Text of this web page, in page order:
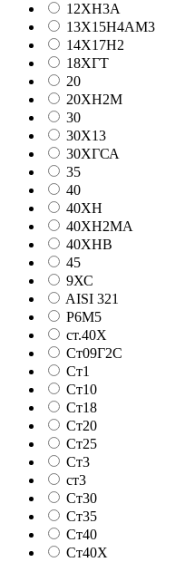
12ХН3А
13Х15Н4АМ3
14Х17Н2
18ХГТ
20
20ХН2М
30
30Х13
30ХГСА
35
40
40ХН
40ХН2МА
40ХНВ
45
9ХС
AISI 321
Р6М5
ст.40Х
Ст09Г2С
Ст1
Ст10
Ст18
Ст20
Ст25
Ст3
ст3
Ст30
Ст35
Ст40
Ст40Х